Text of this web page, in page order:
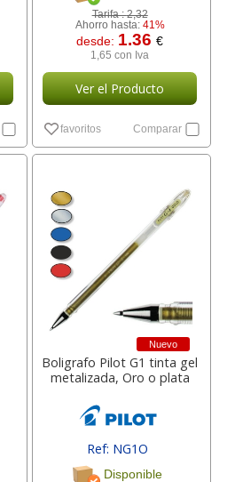
Tarifa :2,32
Ahorro hasta: 41%
desde: 1.36€
1,65 con Iva
Ver el Producto
favoritos Comparar
Nuevo
Boligrafo Pilot G1 tinta gel
metalizada, Oro o plata
Ref: NG1O
[ BL-G1-7T-GD ]
Disponible